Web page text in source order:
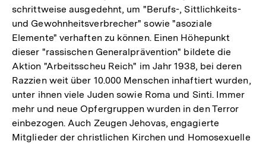
schrittweise ausgedehnt, um "Berufs-, Sittlichkeits-
und Gewohnheitsverbrecher" sowie "asoziale
Elemente" verhaften zu können. Einen Höhepunkt
dieser "rassischen Generalprävention" bildete die
Aktion "Arbeitsscheu Reich" im Jahr 1938, bei deren
Razzien weit über 10.000 Menschen inhaftiert wurden,
unter ihnen viele Juden sowie Roma und Sinti. Immer
mehr und neue Opfergruppen wurden in den Terror
einbezogen. Auch Zeugen Jehovas, engagierte
Mitglieder der christlichen Kirchen und Homosexuelle